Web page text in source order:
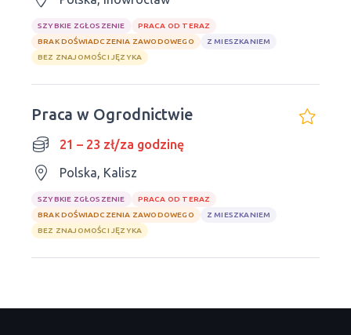
SZYBKIE ZGŁOSZENIE
PRACA OD TERAZ
BRAK DOŚWIADCZENIA ZAWODOWEGO
Z MIESZKANIEM
BEZ ZNAJOMOŚCI JĘZYKA
Praca w Ogrodnictwie
21 – 23 zł/za godzinę
Polska, Kalisz
SZYBKIE ZGŁOSZENIE
PRACA OD TERAZ
BRAK DOŚWIADCZENIA ZAWODOWEGO
Z MIESZKANIEM
BEZ ZNAJOMOŚCI JĘZYKA